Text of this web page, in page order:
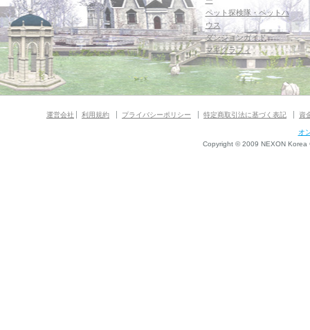
ペット探検隊・ペットハ
ウス
ダンジョンガイド
マギグラフィ
運営会社 利用規約 プライバシーポリシー 特定商取引法に基づく表記 資
オ
Copyright © 2009 NEXON Korea